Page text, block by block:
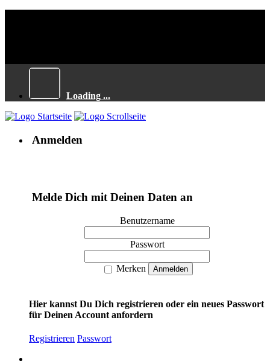
Loading ...
Anmelden
Melde Dich mit Deinen Daten an
Benutzername
Passwort
Merken
Hier kannst Du Dich registrieren oder ein neues Passwort
für Deinen Account anfordern
Registrieren Passwort